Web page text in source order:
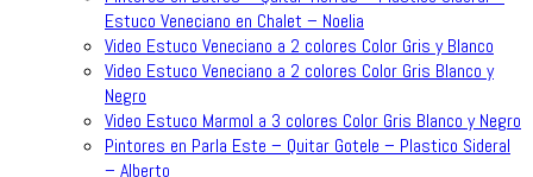
Estuco Veneciano en Chalet – Noelia
Video Estuco Veneciano a 2 colores Color Gris y Blanco
Video Estuco Veneciano a 2 colores Color Gris Blanco y
Negro
Video Estuco Marmol a 3 colores Color Gris Blanco y Negro
Pintores en Parla Este – Quitar Gotele – Plastico Sideral
– Alberto